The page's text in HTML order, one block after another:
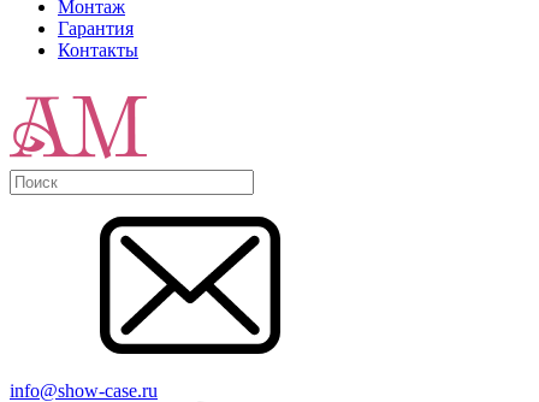
Монтаж
Гарантия
Контакты
info@show-case.ru